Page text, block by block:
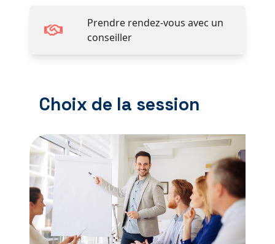
Prendre rendez-vous avec un
conseiller
Choix de la session